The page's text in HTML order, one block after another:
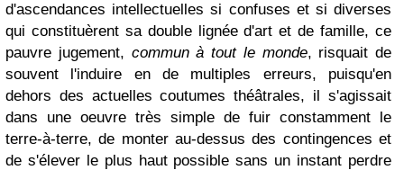
d'ascendances intellectuelles si confuses et si diverses
qui constituèrent sa double lignée d'art et de famille, ce
pauvre jugement, commun à tout le monde, risquait de
souvent l'induire en de multiples erreurs, puisqu'en
dehors des actuelles coutumes théâtrales, il s'agissait
dans une oeuvre très simple de fuir constamment le
terre-à-terre, de monter au-dessus des contingences et
de s'élever le plus haut possible sans un instant perdre